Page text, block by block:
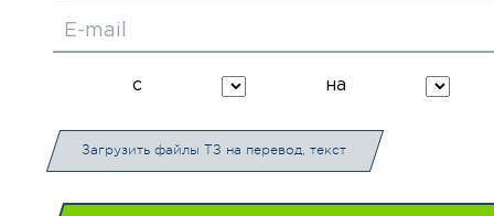
E-mail
с на
Загрузить файлы ТЗ на перевод, текст